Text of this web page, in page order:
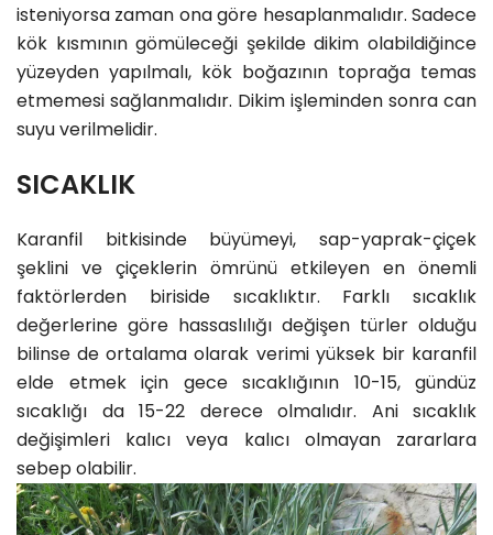
isteniyorsa zaman ona göre hesaplanmalıdır. Sadece
kök kısmının gömüleceği şekilde dikim olabildiğince
yüzeyden yapılmalı, kök boğazının toprağa temas
etmemesi sağlanmalıdır. Dikim işleminden sonra can
suyu verilmelidir.
SICAKLIK
Karanfil bitkisinde büyümeyi, sap-yaprak-çiçek
şeklini ve çiçeklerin ömrünü etkileyen en önemli
faktörlerden biriside sıcaklıktır. Farklı sıcaklık
değerlerine göre hassaslılığı değişen türler olduğu
bilinse de ortalama olarak verimi yüksek bir karanfil
elde etmek için gece sıcaklığının 10-15, gündüz
sıcaklığı da 15-22 derece olmalıdır. Ani sıcaklık
değişimleri kalıcı veya kalıcı olmayan zararlara
sebep olabilir.